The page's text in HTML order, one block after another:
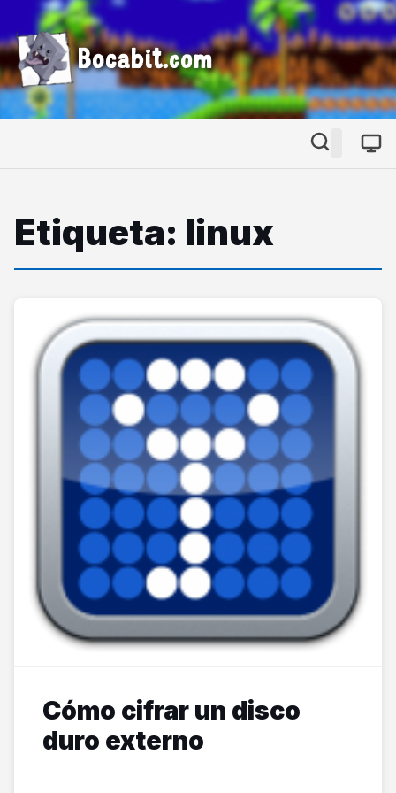
Bocabit.com
Etiqueta: linux
Cómo cifrar un disco
duro externo